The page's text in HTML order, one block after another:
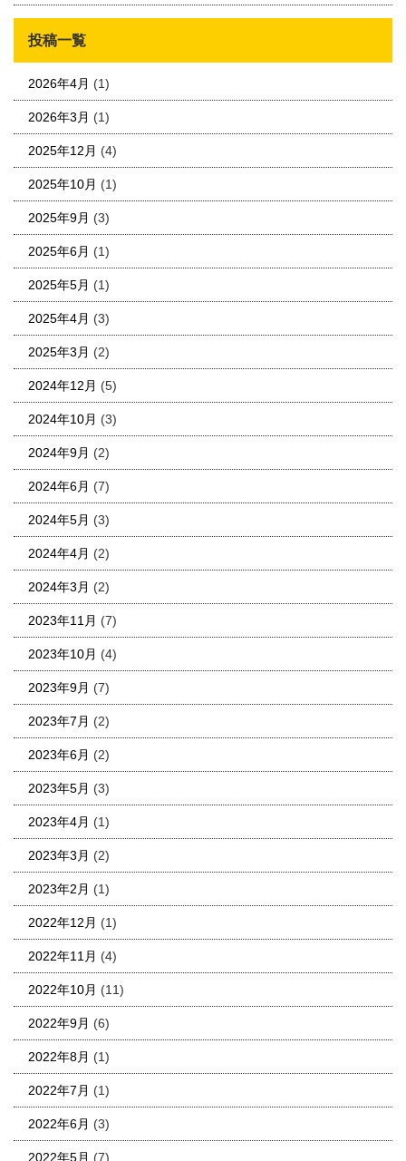
投稿一覧
2026年4月 (1)
2026年3月 (1)
2025年12月 (4)
2025年10月 (1)
2025年9月 (3)
2025年6月 (1)
2025年5月 (1)
2025年4月 (3)
2025年3月 (2)
2024年12月 (5)
2024年10月 (3)
2024年9月 (2)
2024年6月 (7)
2024年5月 (3)
2024年4月 (2)
2024年3月 (2)
2023年11月 (7)
2023年10月 (4)
2023年9月 (7)
2023年7月 (2)
2023年6月 (2)
2023年5月 (3)
2023年4月 (1)
2023年3月 (2)
2023年2月 (1)
2022年12月 (1)
2022年11月 (4)
2022年10月 (11)
2022年9月 (6)
2022年8月 (1)
2022年7月 (1)
2022年6月 (3)
2022年5月 (7)